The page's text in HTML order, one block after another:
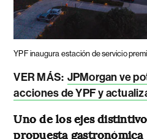
YPF inaugura estación de servicio
VER MÁS: JPMorgan ve
acciones de YPF y
Uno de los ejes
propuesta gastronómica